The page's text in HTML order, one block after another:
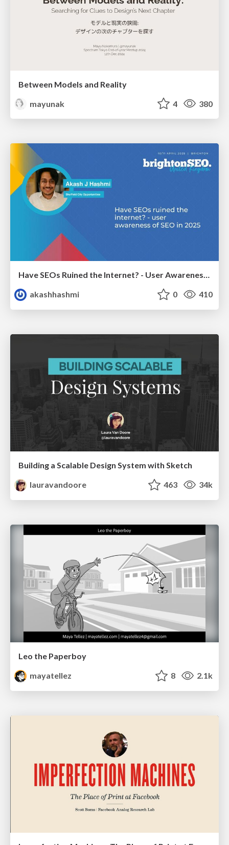
Between Models and Reality
mayunak
4 380
Have SEOs Ruined the Internet? - User Awareness of SEO in 2025
akashhashmi
0 410
Building a Scalable Design System with Sketch
lauravandoore
463 34k
Leo the Paperboy
mayatellez
8 2.1k